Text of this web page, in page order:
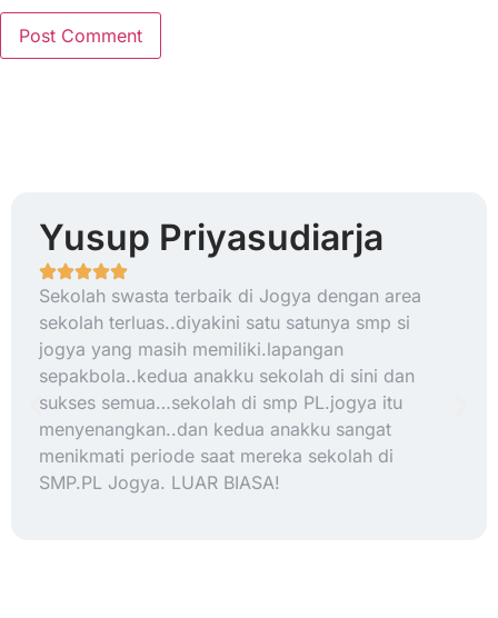
Yusup Priyasudiarja
Sekolah swasta terbaik di Jogya dengan area
sekolah terluas..diyakini satu satunya smp si
jogya yang masih memiliki.lapangan
sepakbola..kedua anakku sekolah di sini dan
sukses semua…sekolah di smp PL.jogya itu
menyenangkan..dan kedua anakku sangat
menikmati periode saat mereka sekolah di
SMP.PL Jogya. LUAR BIASA!